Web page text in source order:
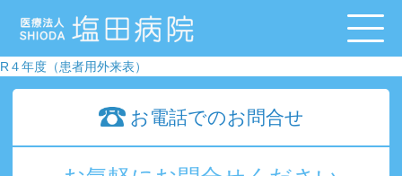
R４年度（患者用外来表）
お電話でのお問合せ